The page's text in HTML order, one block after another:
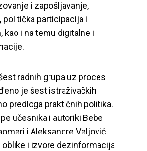
i zapošljavanje,
politička participacija i
kao i na temu digitalne i
radnih grupa uz proces
je šest istraživačkih
predloga praktičnih politika.
učesnika i autoriki Bebe
i Aleksandre Veljović
oblike i izvore dezinformacija